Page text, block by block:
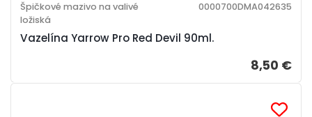
Vazelína Yarrow Pro Red Devil 90ml.
Špičkové mazivo na valivé
ložiská
0000700DMA042635
8,50 €